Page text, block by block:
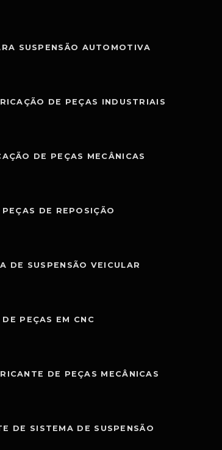
SUSPENSÃO AUTOMOTIVA
DE PEÇAS INDUSTRIAIS
DE PEÇAS MECÂNICAS
DE REPOSIÇÃO
DE SUSPENSÃO VEICULAR
PEÇAS EM CNC
DE PEÇAS MECÂNICAS
DE SISTEMA DE SUSPENSÃO